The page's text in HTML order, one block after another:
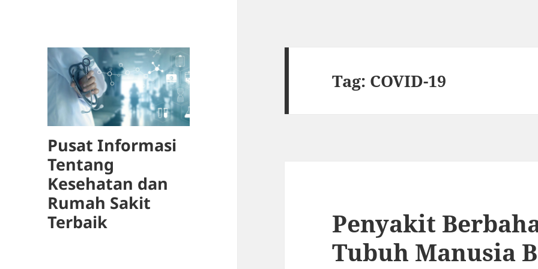
Pusat Informasi
Tentang
Kesehatan dan
Rumah Sakit
Terbaik
Tag: COVID-19
Penyakit
Tubuh Manusia